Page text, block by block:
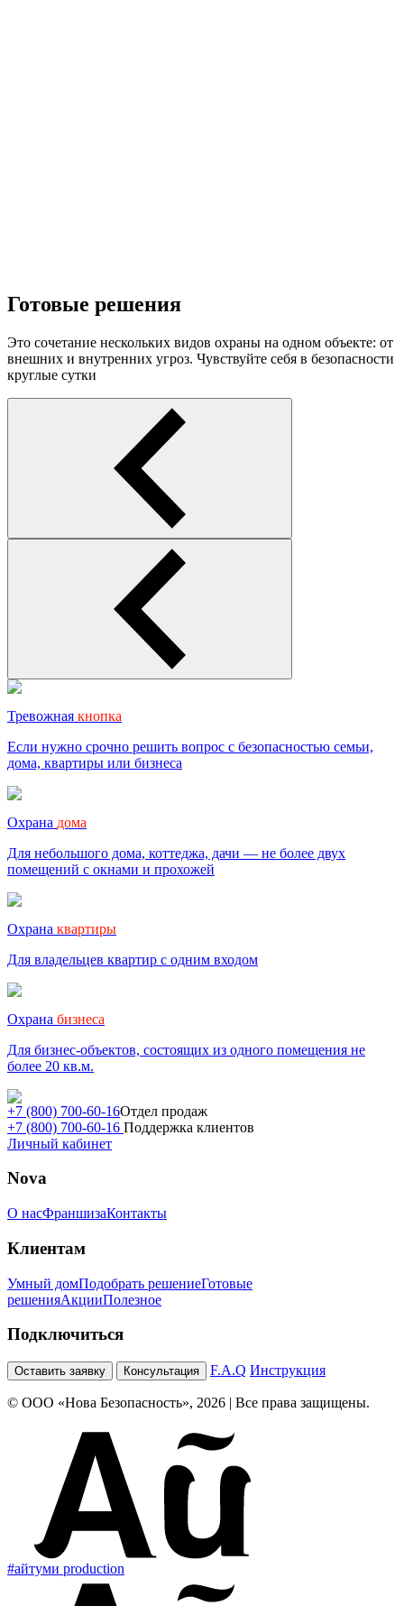
Готовые решения
Это сочетание нескольких видов охраны на одном объекте: от
внешних и внутренних угроз. Чувствуйте себя в безопасности
круглые сутки
Тревожная кнопка
Если нужно срочно решить вопрос с безопасностью семьи,
дома, квартиры или бизнеса
Охрана дома
Для небольшого дома, коттеджа, дачи — не более двух
помещений с окнами и прохожей
Охрана квартиры
Для владельцев квартир с одним входом
Охрана бизнеса
Для бизнес-объектов, состоящих из одного помещения не
более 20 кв.м.
+7 (800) 700-60-16Отдел продаж
+7 (800) 700-60-16 Поддержка клиентов
Личный кабинет
Nova
О насФраншизаКонтакты
Клиентам
Умный домПодобрать решениеГотовые
решенияАкцииПолезное
Подключиться
Оставить заявку Консультация F.A.Q Инструкция
© ООО «Нова Безопасность», 2026 | Все права защищены.
#айтуми production